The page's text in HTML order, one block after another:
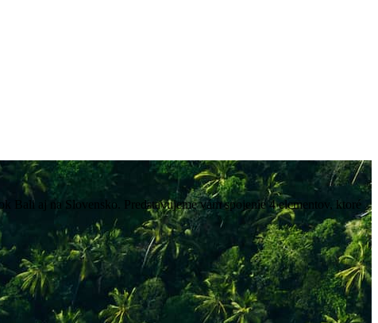
aj na Slovensko. Predstavujeme vám spojenie 4 elementov, ktoré